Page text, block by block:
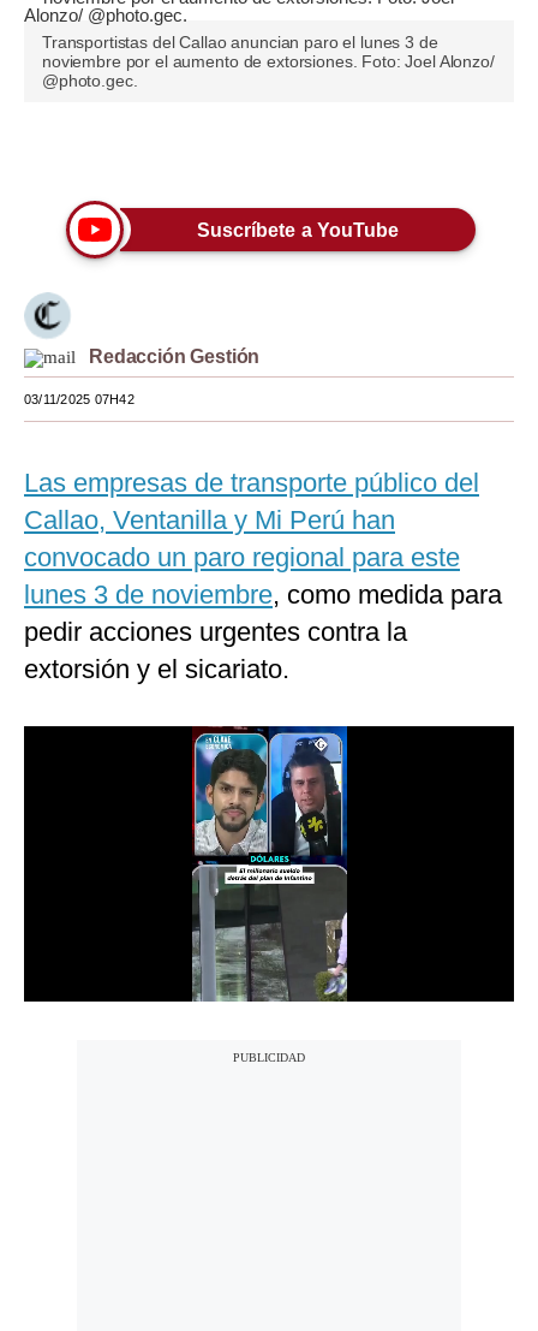
Editorial
Pregunta de hoy
Lujo
Moda
Estilos
Mundo
México
España
Tecnología
Videos
Transportistas del Callao anuncian paro el lunes 3 de
noviembre por el aumento de extorsiones. Foto: Joel Alonzo/
@photo.gec.
Suscríbete a YouTube
Redacción Gestión
03/11/2025 07H42
Las empresas de transporte público del
Callao, Ventanilla y Mi Perú han
convocado un paro regional para este
lunes 3 de noviembre, como medida para
pedir acciones urgentes contra la
extorsión y el sicariato.